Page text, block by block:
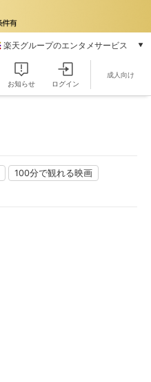
楽天グループのエンタメサービス
本/ゲーム/CD/DVD
雑誌読み放題
楽天マガジン
動画配信
お知らせ ログイン
成人向け
100分で観れる映画